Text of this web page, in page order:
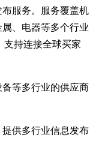
服务。服务覆盖机
、电器等多个行业
支持连接全球买家
等多行业的供应商
供多行业信息发布